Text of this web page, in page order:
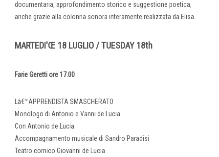
documentaria, approfondimento storico e suggestione poetica,
anche grazie alla colonna sonora interamente realizzata da Elisa.
MARTEDI'Œ 18 LUGLIO / TUESDAY 18th
Farie Geretti ore 17.00
Lâ€™APPRENDISTA SMASCHERATO
Monologo di Antonio e Vanni de Lucia
Con Antonio de Lucia
Accompagnamento musicale di Sandro Paradisi
Teatro comico Giovanni de Lucia